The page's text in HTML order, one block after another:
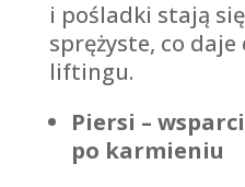
i pośladki stają
sprężyste, co
liftingu.
Piersi –
po karmieniu